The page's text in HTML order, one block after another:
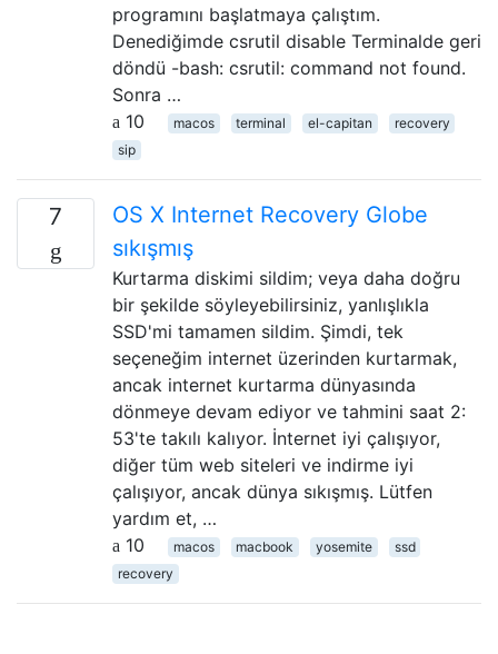
programını başlatmaya çalıştım.
Denediğimde csrutil disable Terminalde geri
döndü -bash: csrutil: command not found.
Sonra …
10
macos terminal el-capitan
recovery
sip
7
OS X Internet Recovery Globe
sıkışmış
Kurtarma diskimi sildim; veya daha doğru
bir şekilde söyleyebilirsiniz, yanlışlıkla
SSD'mi tamamen sildim. Şimdi, tek
seçeneğim internet üzerinden kurtarmak,
ancak internet kurtarma dünyasında
dönmeye devam ediyor ve tahmini saat 2:
53'te takılı kalıyor. İnternet iyi çalışıyor,
diğer tüm web siteleri ve indirme iyi
çalışıyor, ancak dünya sıkışmış. Lütfen
yardım et, …
10
macos macbook yosemite
ssd
recovery